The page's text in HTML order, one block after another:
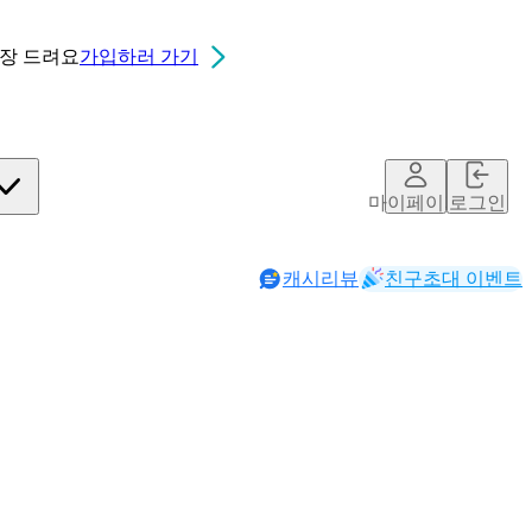
드려요가입하러 가기
마이페이지로그인
캐시리뷰 친구초대 이벤트